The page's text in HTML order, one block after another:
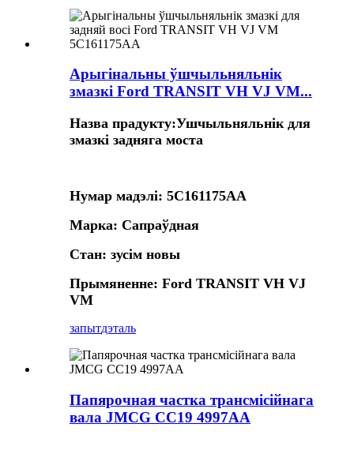
Арыгінальны ўшчыльняльнік
змазкі Ford TRANSIT VH VJ VM...
Назва прадукту:Ушчыльняльнік для
змазкі задняга моста
Нумар мадэлі: 5C161175AA
Марка: Сапраўдная
Стан: зусім новы
Прымяненне: Ford TRANSIT VH VJ
VM
запытдэталь
Папярочная частка трансмісійнага
вала JMCG CC19 4997AA